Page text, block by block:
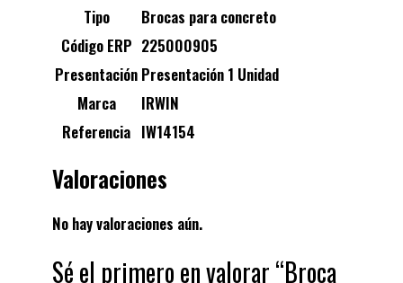
Tipo
Brocas para concreto
Código ERP 225000905
Presentación Presentación 1 Unidad
Marca
IRWIN
Referencia IW14154
Valoraciones
No hay valoraciones aún.
Sé el primero en valorar “Broca